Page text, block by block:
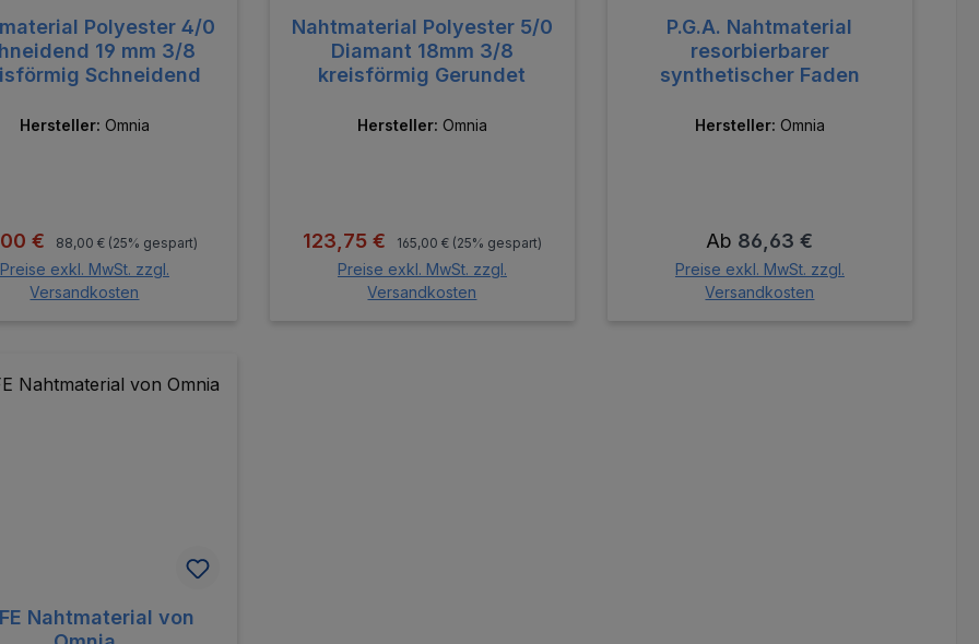
Polyester 4/0
19 mm 3/8
Schneidend
Hersteller: Omnia
€ Regulärer Preis:
88,00 € (25% gespart)
Preise exkl. MwSt. zzgl.
Versandkosten
Nahtmaterial Polyester 5/0
Diamant 18mm 3/8
kreisförmig Gerundet
Hersteller: Omnia
Verkaufspreis:
123,75 € Regulärer Preis:
165,00 € (25% gespart)
Preise exkl. MwSt. zzgl.
Versandkosten
P.G.A. Nahtmaterial
resorbierbarer
synthetischer Faden
Hersteller: Omnia
Regulärer Preis:
Ab 86,63 €
Preise exkl. MwSt. zzgl.
Versandkosten
Nahtmaterial von